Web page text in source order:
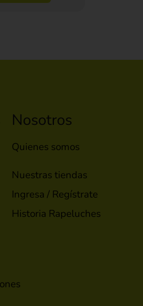
Nosotros
Quienes somos
Nuestras tiendas
Ingresa / Regístrate
Historia Rapeluches